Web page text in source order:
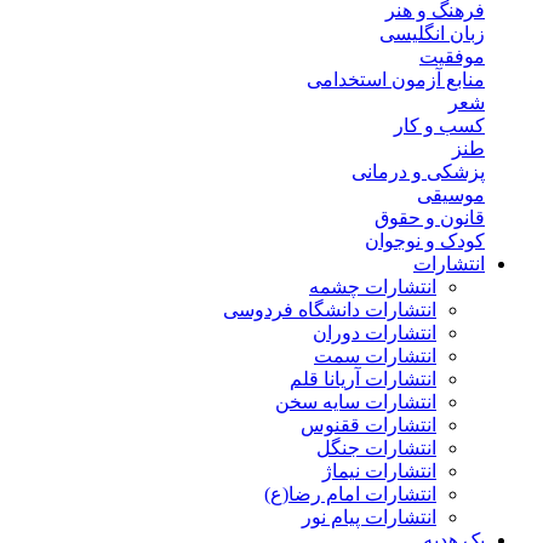
فرهنگ و هنر
زبان انگلیسی
موفقیت
منابع آزمون استخدامی
شعر
کسب و کار
طنز
پزشکی و درمانی
موسیقی
قانون و حقوق
کودک و نوجوان
انتشارات
انتشارات چشمه
انتشارات دانشگاه فردوسی
انتشارات دوران
انتشارات سمت
انتشارات آریانا قلم
انتشارات سایه سخن
انتشارات ققنوس
انتشارات جنگل
انتشارات نیماژ
انتشارات امام رضا(ع)
انتشارات پیام نور